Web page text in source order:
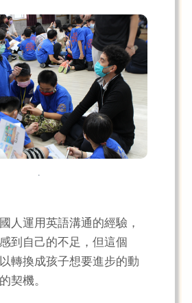
.
人運用英語溝通的經驗，
到自己的不足，但這個
轉換成孩子想要進步的動
契機。